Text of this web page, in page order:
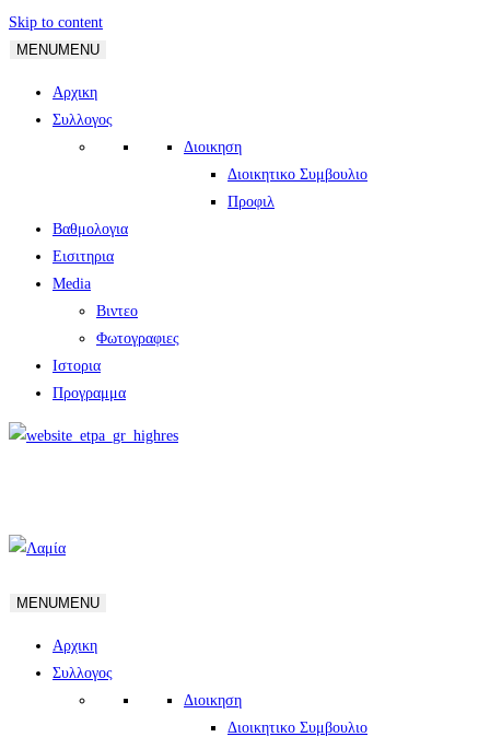
Skip to content
MENUMENU
Αρχικη
Συλλογος
Διοικηση
Διοικητικο Συμβουλιο
Προφιλ
Βαθμολογια
Εισιτηρια
Media
Βιντεο
Φωτογραφιες
Ιστορια
Πρoγραμμα
MENUMENU
Αρχικη
Συλλογος
Διοικηση
Διοικητικο Συμβουλιο